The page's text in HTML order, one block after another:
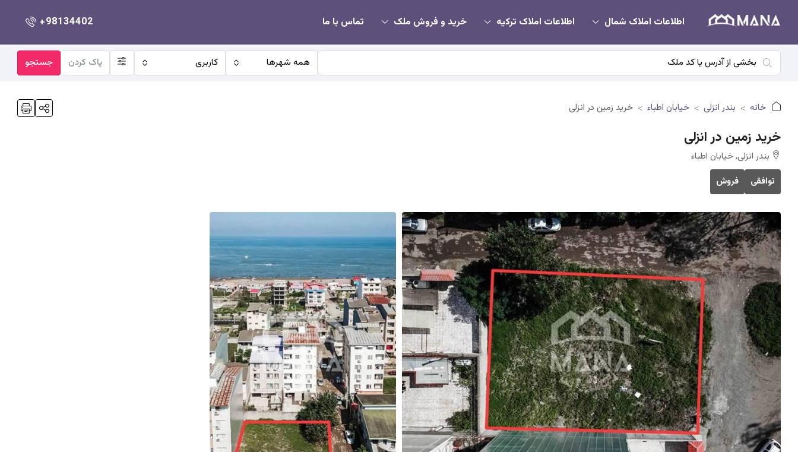
اطلاعات املاک شمال اطلاعات املاک ترکیه خرید و فروش ملک تماس با ما +98134402
همه شهرها کاربری پاک کردن جستجو
خانه بندر انزلی خیابان اطباء خرید زمین در انزلی
خرید زمین در انزلی
بندر انزلی, خیابان اطباء
توافقی
فروش